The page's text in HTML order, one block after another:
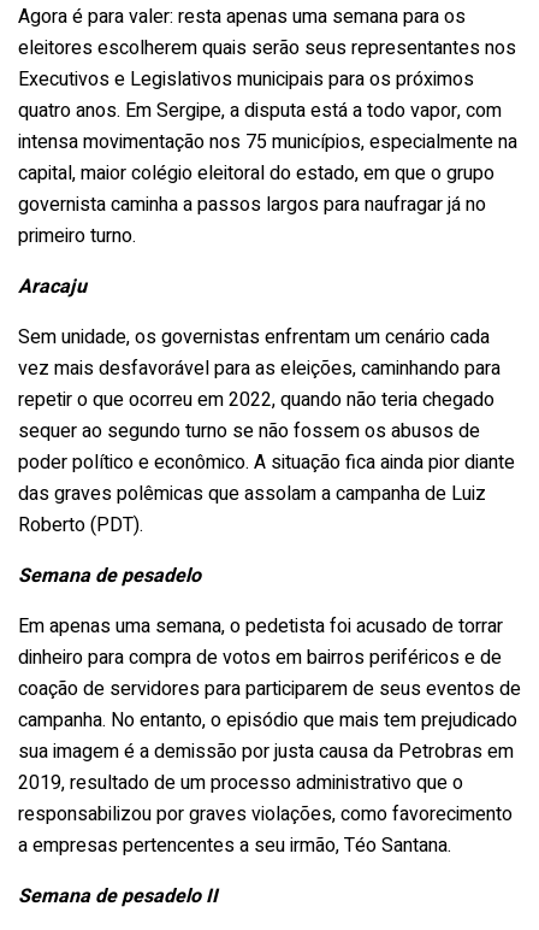
Agora é para valer: resta apenas uma semana para os
eleitores escolherem quais serão seus representantes nos
Executivos e Legislativos municipais para os próximos
quatro anos. Em Sergipe, a disputa está a todo vapor, com
intensa movimentação nos 75 municípios, especialmente na
capital, maior colégio eleitoral do estado, em que o grupo
governista caminha a passos largos para naufragar já no
primeiro turno.
Aracaju
Sem unidade, os governistas enfrentam um cenário cada
vez mais desfavorável para as eleições, caminhando para
repetir o que ocorreu em 2022, quando não teria chegado
sequer ao segundo turno se não fossem os abusos de
poder político e econômico. A situação fica ainda pior diante
das graves polêmicas que assolam a campanha de Luiz
Roberto (PDT).
Semana de pesadelo
Em apenas uma semana, o pedetista foi acusado de torrar
dinheiro para compra de votos em bairros periféricos e de
coação de servidores para participarem de seus eventos de
campanha. No entanto, o episódio que mais tem prejudicado
sua imagem é a demissão por justa causa da Petrobras em
2019, resultado de um processo administrativo que o
responsabilizou por graves violações, como favorecimento
a empresas pertencentes a seu irmão, Téo Santana.
Semana de pesadelo II